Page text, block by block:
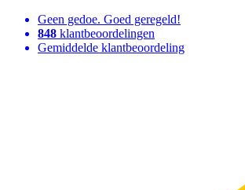
Geen gedoe. Goed geregeld!
848 klantbeoordelingen
Gemiddelde klantbeoordeling